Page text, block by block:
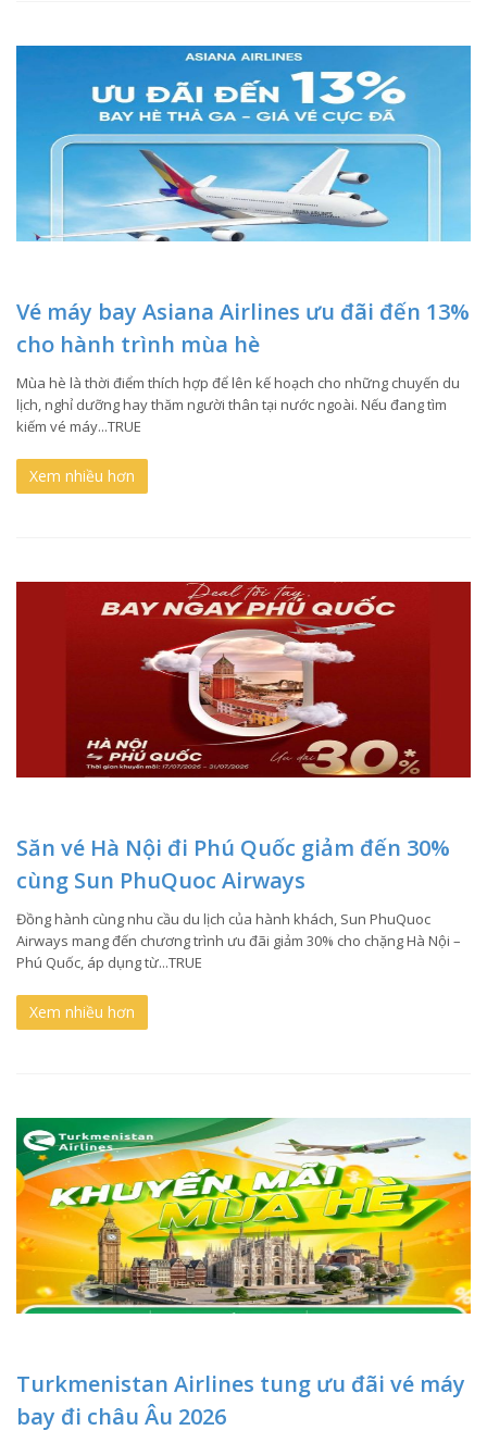
Vé máy bay Asiana Airlines ưu đãi đến 13%
cho hành trình mùa hè
Mùa hè là thời điểm thích hợp để lên kế hoạch cho những chuyến du
lịch, nghỉ dưỡng hay thăm người thân tại nước ngoài. Nếu đang tìm
kiếm vé máy...TRUE
Xem nhiều hơn
Săn vé Hà Nội đi Phú Quốc giảm đến 30%
cùng Sun PhuQuoc Airways
Đồng hành cùng nhu cầu du lịch của hành khách, Sun PhuQuoc
Airways mang đến chương trình ưu đãi giảm 30% cho chặng Hà Nội –
Phú Quốc, áp dụng từ...TRUE
Xem nhiều hơn
Turkmenistan Airlines tung ưu đãi vé máy
bay đi châu Âu 2026